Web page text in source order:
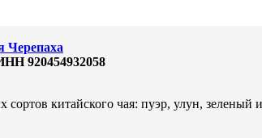
920454932058
китайского чая: пуэр, улун, зеленый